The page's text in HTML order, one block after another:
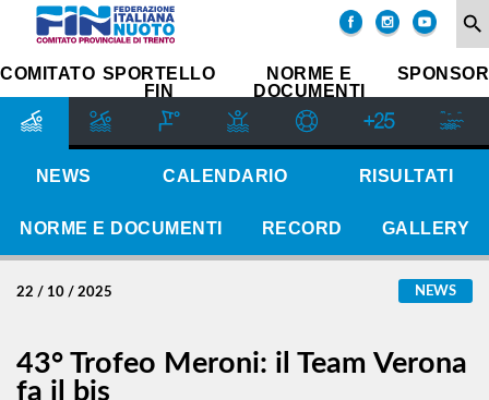
COMITATO SPORTELLO
FIN
NORME E
DOCUMENTI
SPONSOR
search
NEWS CALENDARIO RISULTATI
NORME E DOCUMENTI RECORD GALLERY
NEWS
22 / 10 / 2025
43° Trofeo Meroni: il Team Verona
fa il bis
COMITATO
SETTORE
IMPIANTI
SPORTIVI
GIUDICE
SPORTIVO
STORIA